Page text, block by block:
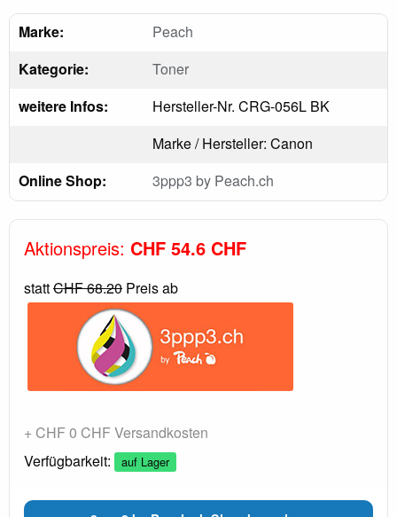
Marke:
Peach
Kategorie:
Toner
weitere Infos:
Hersteller-Nr. CRG-056L BK
Marke / Hersteller: Canon
Online Shop:
3ppp3 by Peach.ch
Aktionspreis: CHF 54.6 CHF
stattCHF 68.20 Preis ab
+ CHF 0 CHF Versandkosten
Verfügbarkeit:
auf Lager